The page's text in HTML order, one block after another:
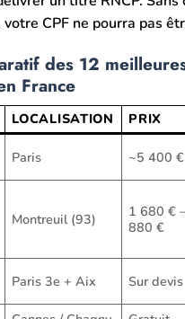
CPF ne pourra pas
des 12
France
LOCALISATION PRIX
Paris ~5 400 €
Montreuil (93)
1 680 €
880 €
Paris 3e + Aix Sur devis